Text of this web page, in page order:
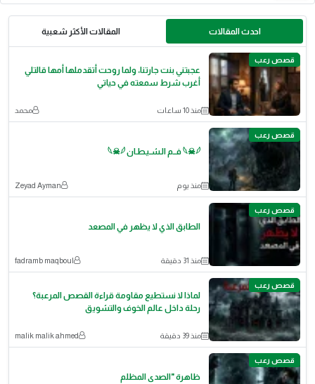
احدث المقالات المقالات الأكثر شعبية
قصص رعب
عجبتني بنت جارتنا، ولما روحت أتقدملها أمها قالتلي
أغرب شرط سمعته في حياتي
منذ 10 ساعات محمد
قصص رعب
𓆩☠︎𓆪 فــم الـشـيـطـان 𓆩☠︎𓆪
منذ يوم Zeyad Ayman
قصص رعب
الطابق الذي لا يظهر في المصعد
منذ 31 دقيقة fadramb maqboul
قصص رعب
لماذا لا نستطيع مقاومة قراءة القصص المرعبة؟
رحلة داخل عالم الخوف والتشويق
منذ 39 دقيقة malik malik ahmed
قصص رعب
ظاهرة "الصدى المظلم